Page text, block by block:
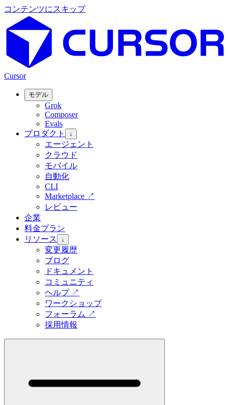
コンテンツにスキップ
Cursor
モデル
Grok
Composer
Evals
プロダクト
↓
エージェント
クラウド
モバイル
自動化
CLI
Marketplace ↗
レビュー
企業
料金プラン
リソース
↓
変更履歴
ブログ
ドキュメント
コミュニティ
ヘルプ↗
ワークショップ
フォーラム ↗
採用情報